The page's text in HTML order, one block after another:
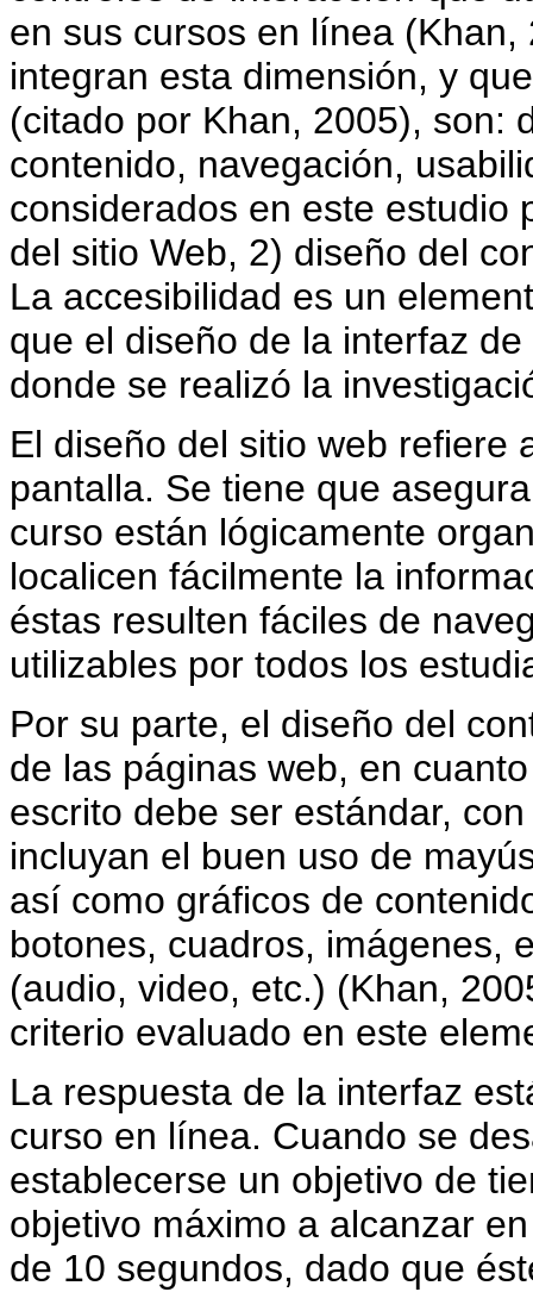
en sus cursos en línea
integran esta dimensión, y
(citado por Khan, 2005), son:
contenido, navegación,
considerados en este estudio
del sitio Web, 2) diseño del
La accesibilidad es un
que el diseño de la interfaz
donde se realizó la
El diseño del sitio web refiere
pantalla. Se tiene que
curso están lógicamente
localicen fácilmente la
éstas resulten fáciles de
utilizables por todos los
Por su parte, el diseño del
de las páginas web, en
escrito debe ser estándar,
incluyan el buen uso de
así como gráficos de
botones, cuadros, imágenes,
(audio, video, etc.) (Khan,
criterio evaluado en este
La respuesta de la interfaz
curso en línea. Cuando se
establecerse un objetivo de
objetivo máximo a alcanzar
de 10 segundos, dado que